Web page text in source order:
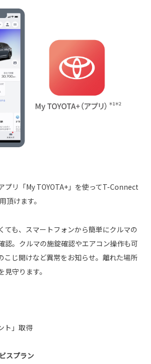
プリ「My TOYOTA+」を使ってT-Connect
頂けます。
ても、スマートフォンから簡単にクルマの
認。クルマの施錠確認やエアコン操作も可
こじ開けなど異常をお知らせ。離れた場所
守ります。
ト」取得
スプラン